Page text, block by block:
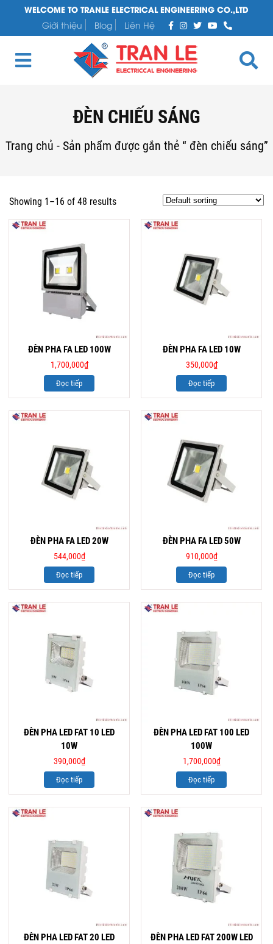
WELCOME TO TRANLE ELECTRICAL ENGINEERING CO.,LTD
Giới thiệu
Blog Liên Hệ
ĐÈN CHIẾU SÁNG
Trang chủ - Sản phẩm được gắn thẻ “ đèn chiếu sáng”
Showing 1–16 of 48 results
ĐÈN PHA FA LED 100W
1,700,000₫
Đọc tiếp
ĐÈN PHA FA LED 10W
350,000₫
Đọc tiếp
ĐÈN PHA FA LED 20W
544,000₫
Đọc tiếp
ĐÈN PHA FA LED 50W
910,000₫
Đọc tiếp
ĐÈN PHA LED FAT 10 LED
10W
390,000₫
Đọc tiếp
ĐÈN PHA LED FAT 100 LED
100W
1,700,000₫
Đọc tiếp
ĐÈN PHA LED FAT 20 LED
ĐÈN PHA LED FAT 200W LED